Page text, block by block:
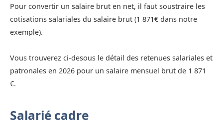
Pour convertir un salaire brut en net, il faut soustraire les
cotisations salariales du salaire brut (1 871€ dans notre
exemple).
Vous trouverez ci-desous le détail des retenues salariales et
patronales en 2026 pour un salaire mensuel brut de 1 871
€.
Salarié cadre